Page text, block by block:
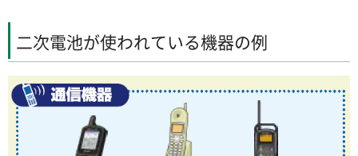
二次電池が使われている機器の例